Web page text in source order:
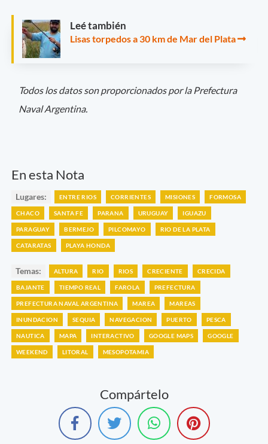
Leé también
Lisas torpedos a 30 km de Mar del Plata
Todos los datos son proporcionados por la Prefectura
Naval Argentina.
En esta Nota
Lugares: ENTRE RIOS CORRIENTES MISIONES FORMOSA
CHACO SANTA FE PARANA URUGUAY IGUAZU
PARAGUAY BERMEJO PILCOMAYO RIO DE LA PLATA
CATARATAS PLAYA HONDA
Temas: ALTURA RIO RIOS CRECIENTE CRECIDA
BAJANTE TIEMPO REAL FAROLA PREFECTURA
PREFECTURA NAVAL ARGENTINA MAREA MAREAS
INUNDACION SEQUIA NAVEGACION PUERTO PESCA
NAUTICA MAPA INTERACTIVO GOOGLE MAPS GOOGLE
WEEKEND LITORAL MESOPOTAMIA
Compártelo